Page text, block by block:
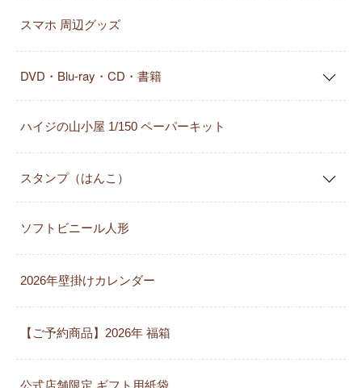
スマホ 周辺グッズ
DVD・Blu-ray・CD・書籍
ハイジの山小屋 1/150 ペーパーキット
スタンプ（はんこ）
ソフトビニール人形
2026年壁掛けカレンダー
【ご予約商品】2026年 福箱